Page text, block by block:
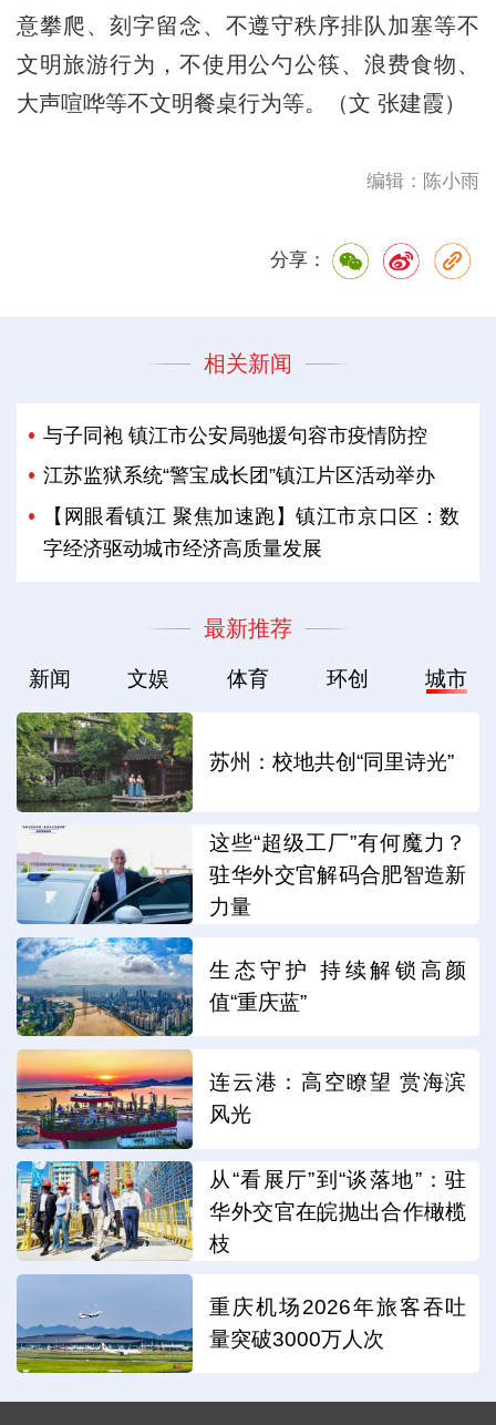
意攀爬、刻字留念、不遵守秩序排队加塞等不
文明旅游行为，不使用公勺公筷、浪费食物、
大声喧哗等不文明餐桌行为等。（文 张建霞）
编辑：陈小雨
分享：
相关新闻
与子同袍 镇江市公安局驰援句容市疫情防控
江苏监狱系统“警宝成长团”镇江片区活动举办
【网眼看镇江 聚焦加速跑】镇江市京口区：数
字经济驱动城市经济高质量发展
最新推荐
新闻 文娱 体育 环创 城市
苏州：校地共创“同里诗光”
这些“超级工厂”有何魔力？
驻华外交官解码合肥智造新
力量
生态守护 持续解锁高颜
值“重庆蓝”
连云港：高空瞭望 赏海滨
风光
从“看展厅”到“谈落地”：驻
华外交官在皖抛出合作橄榄
枝
重庆机场2026年旅客吞吐
量突破3000万人次